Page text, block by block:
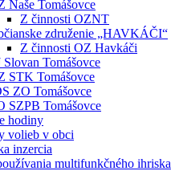
Naše Tomášovce
Z činnosti OZNT
združenie „HAVKÁČI“
Z činnosti OZ Havkáči
Slovan Tomášovce
STK Tomášovce
ZO Tomášovce
SZPB Tomášovce
hodiny
volieb v obci
inzercia
multifunkčného ihriska